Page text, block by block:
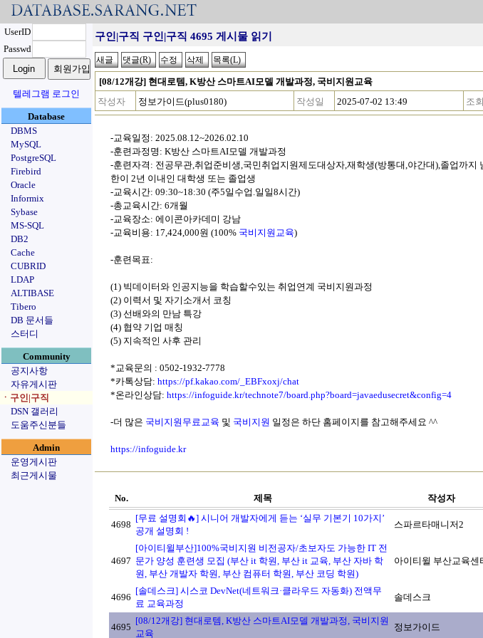
UserID
Passwd
텔레그램 로그인
Database
DBMS
MySQL
PostgreSQL
Firebird
Oracle
Informix
Sybase
MS-SQL
DB2
Cache
CUBRID
LDAP
ALTIBASE
Tibero
DB 문서들
스터디
Community
공지사항
자유게시판
ㆍ구인|구직
DSN 갤러리
도움주신분들
Admin
운영게시판
최근게시물
구인|구직 구인|구직 4695 게시물 읽기
[08/12개강] 현대로템, K방산 스마트AI모델 개발과정, 국비지원교육
작성자
정보가이드(plus0180) 작성일 2025-07-02 13:49 조
-교육일정: 2025.08.12~2026.02.10
-훈련과정명: K방산 스마트AI모델 개발과정
-훈련자격: 전공무관,취업준비생,국민취업지원제도대상자,재학생(방통대,야간대),졸업까지
한이 2년 이내인 대학생 또는 졸업생
-교육시간: 09:30~18:30 (주5일수업.일일8시간)
-총교육시간: 6개월
-교육장소: 에이콘아카데미 강남
-교육비용: 17,424,000원 (100% 국비지원교육)
-훈련목표:
(1) 빅데이터와 인공지능을 학습할수있는 취업연계 국비지원과정
(2) 이력서 및 자기소개서 코칭
(3) 선배와의 만남 특강
(4) 협약 기업 매칭
(5) 지속적인 사후 관리
*교육문의 : 0502-1932-7778
*카톡상담: https://pf.kakao.com/_EBFxoxj/chat
*온라인상담: https://infoguide.kr/technote7/board.php?board=javaedusecret&config=4
-더 많은 국비지원무료교육 및 국비지원 일정은 하단 홈페이지를 참고해주세요 ^^
https://infoguide.kr
No. 제목 작성자
4698
[무료 설명회🔥] 시니어 개발자에게 듣는 ‘실무 기본기 10가지’
공개 설명회 !
스파르타매니저2
4697
[아이티윌부산]100%국비지원 비전공자/초보자도 가능한 IT 전
문가 양성 훈련생 모집 (부산 it 학원, 부산 it 교육, 부산 자바 학
원, 부산 개발자 학원, 부산 컴퓨터 학원, 부산 코딩 학원)
아이티윌 부산교육센
4696
[솔데스크] 시스코 DevNet(네트워크·클라우드 자동화) 전액무
료 교육과정
솔데스크
4695
[08/12개강] 현대로템, K방산 스마트AI모델 개발과정, 국비지원
교육
정보가이드